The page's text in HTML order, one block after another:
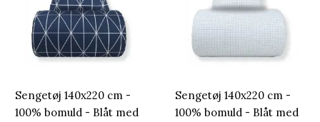
Sengetøj 140x220 cm -
100% bomuld - Blåt med
Sengetøj 140x220 cm -
100% bomuld - Blåt med